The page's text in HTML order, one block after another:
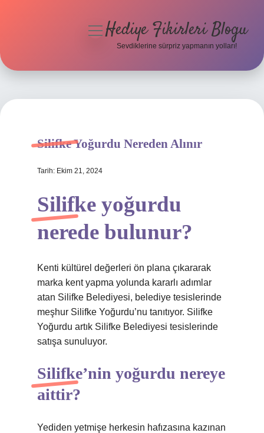
Hakkımızda
menüyüHediye Fikirleri Blogu
Sevdiklerine sürpriz yapmanın yolları!
Silifke Yoğurdu Nereden Alınır
Tarih: Ekim 21, 2024
Silifke yoğurdu
nerede bulunur?
Kenti kültürel değerleri ön plana çıkararak
marka kent yapma yolunda kararlı adımlar
atan Silifke Belediyesi, belediye tesislerinde
meşhur Silifke Yoğurdu’nu tanıtıyor. Silifke
Yoğurdu artık Silifke Belediyesi tesislerinde
satışa sunuluyor.
Silifke’nin yoğurdu nereye
aittir?
Yediden yetmişe herkesin hafızasına kazınan